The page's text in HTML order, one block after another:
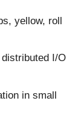
yellow, roll
I/O
in small